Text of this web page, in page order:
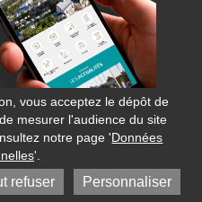
vous acceptez le dépôt de
mesurer l'audience du site
notre page 'Données
'.
refuser Personnaliser